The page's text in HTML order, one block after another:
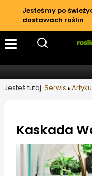
Jesteśmy po
dostawach roślin
Jesteś tutaj: Serwis
Kaskada
Informacje o